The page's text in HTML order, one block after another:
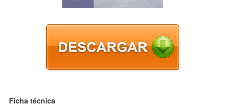
Ficha técnica